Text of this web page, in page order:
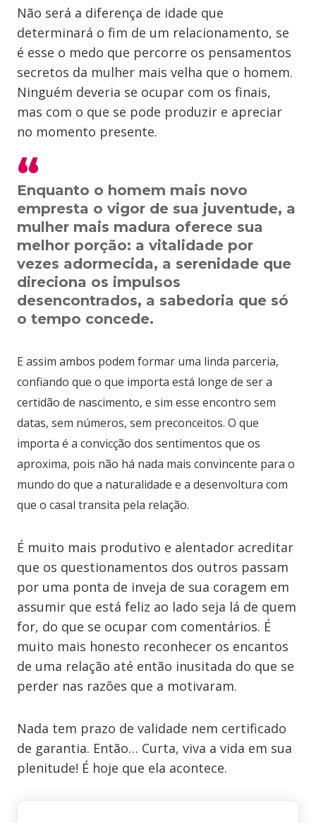
Não será a diferença de idade que
determinará o fim de um relacionamento, se
é esse o medo que percorre os pensamentos
secretos da mulher mais velha que o homem.
Ninguém deveria se ocupar com os finais,
mas com o que se pode produzir e apreciar
no momento presente.
Enquanto o homem mais novo
empresta o vigor de sua juventude, a
mulher mais madura oferece sua
melhor porção: a vitalidade por
vezes adormecida, a serenidade que
direciona os impulsos
desencontrados, a sabedoria que só
o tempo concede.
E assim ambos podem formar uma linda parceria,
confiando que o que importa está longe de ser a
certidão de nascimento, e sim esse encontro sem
datas, sem números, sem preconceitos. O que
importa é a convicção dos sentimentos que os
aproxima, pois não há nada mais convincente para o
mundo do que a naturalidade e a desenvoltura com
que o casal transita pela relação.
É muito mais produtivo e alentador acreditar
que os questionamentos dos outros passam
por uma ponta de inveja de sua coragem em
assumir que está feliz ao lado seja lá de quem
for, do que se ocupar com comentários. É
muito mais honesto reconhecer os encantos
de uma relação até então inusitada do que se
perder nas razões que a motivaram.
Nada tem prazo de validade nem certificado
de garantia. Então… Curta, viva a vida em sua
plenitude! É hoje que ela acontece.